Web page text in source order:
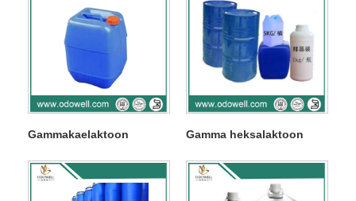
Gammakaelaktoon Gamma heksalaktoon